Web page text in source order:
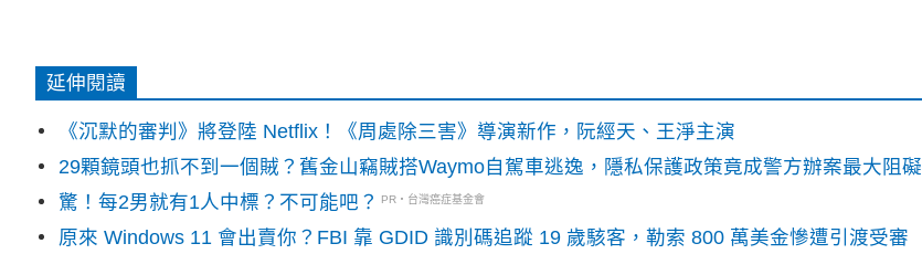
延伸閱讀
《沉默的審判》將登陸 Netflix！《周處除三害》導演新作，阮經天、王淨主演
29顆鏡頭也抓不到一個賊？舊金山竊賊搭Waymo自駕車逃逸，隱私保護政策竟成警方辦案最大阻礙
驚！每2男就有1人中標？不可能吧？
PR・台灣癌症基金會
原來 Windows 11 會出賣你？FBI 靠 GDID 識別碼追蹤 19 歲駭客，勒索 800 萬美金慘遭引渡受審